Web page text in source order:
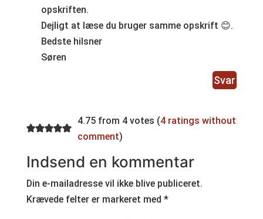
opskriften.
Dejligt at læse du bruger samme opskrift 😊.
Bedste hilsner
Søren
Svar
4.75 from 4 votes (4 ratings without
comment)
Indsend en kommentar
Din e-mailadresse vil ikke blive publiceret.
Krævede felter er markeret med *